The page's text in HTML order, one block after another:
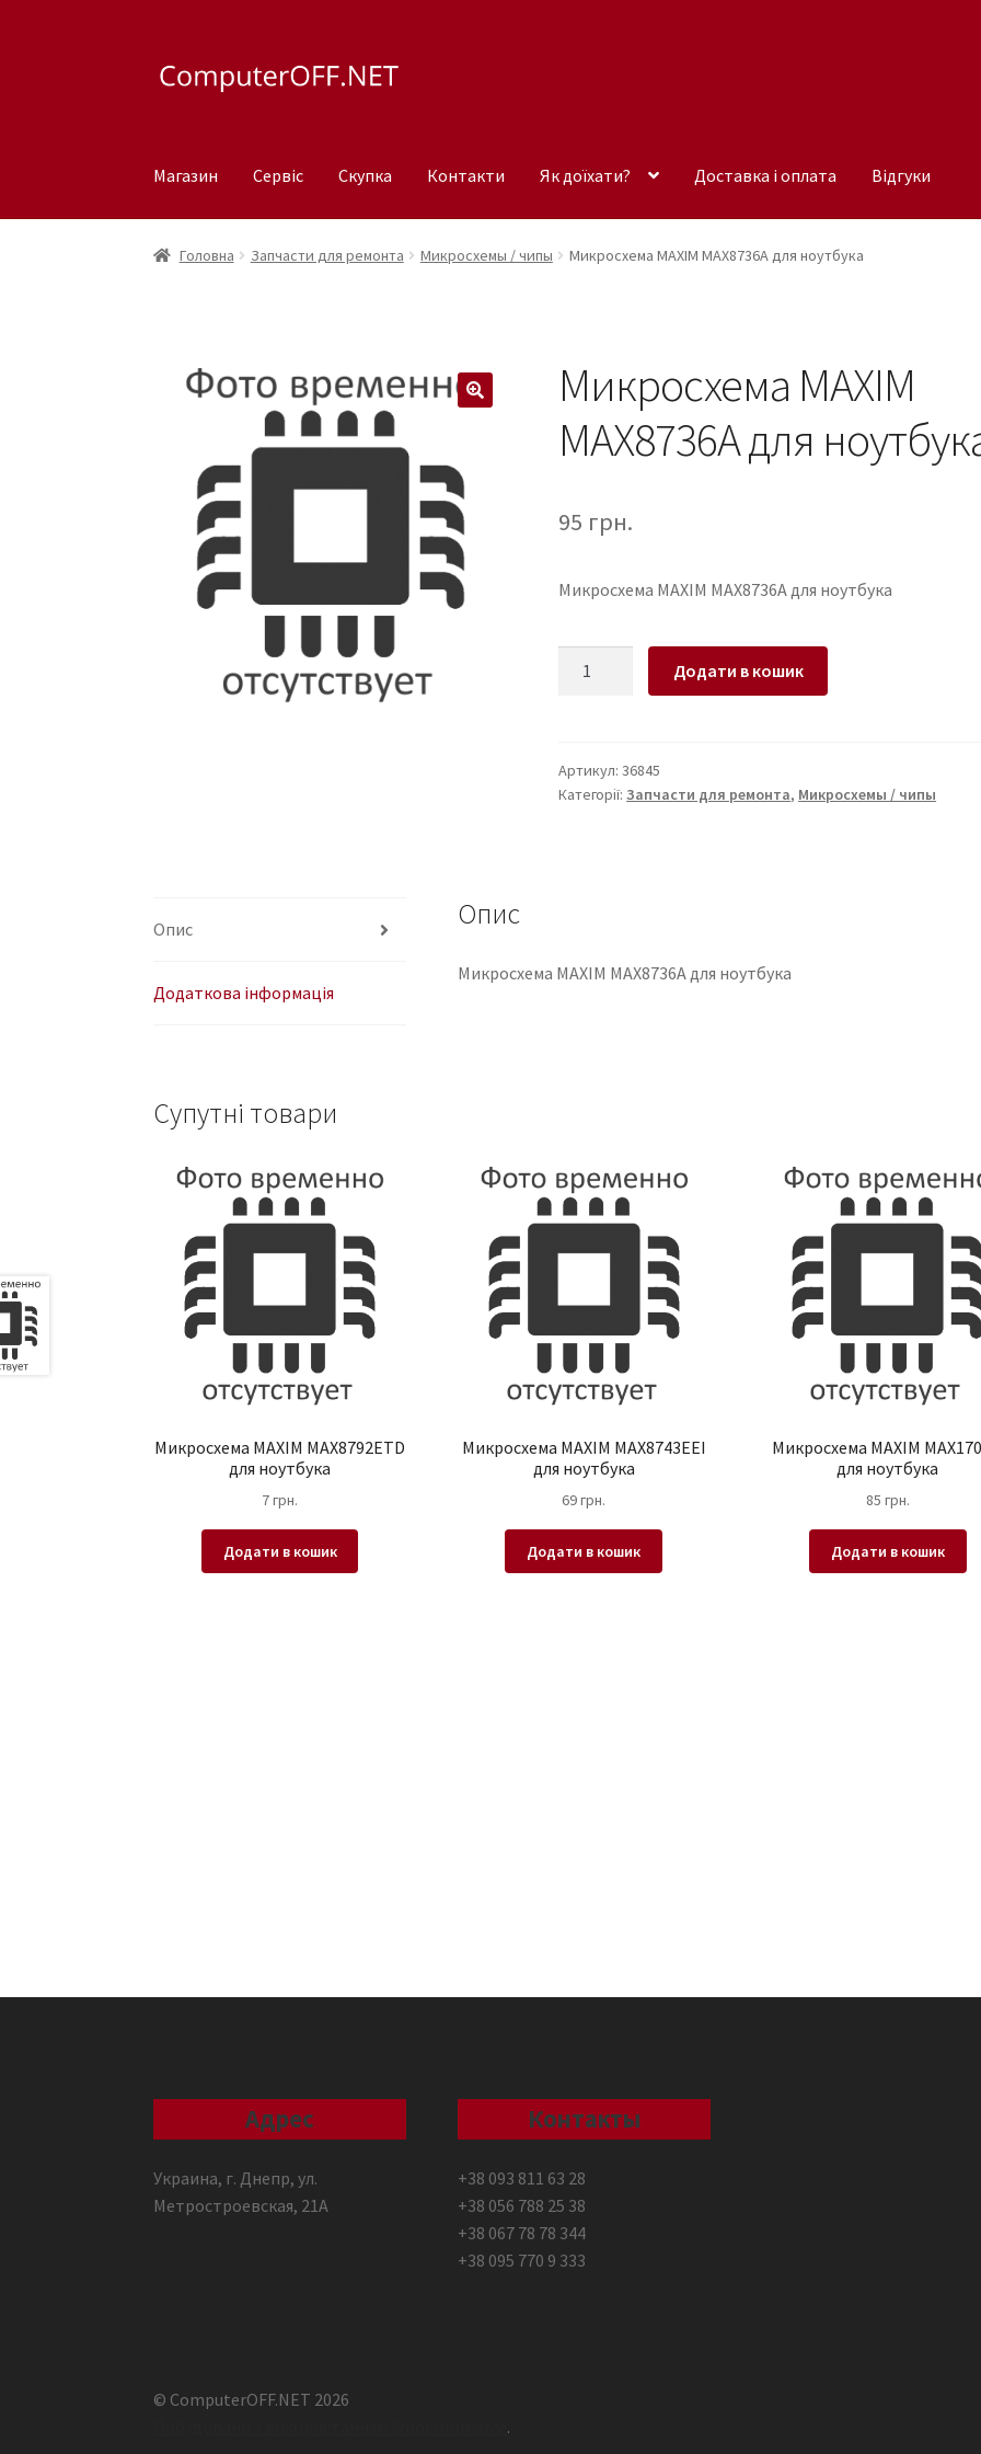
до
до
Магазин Сервіс Скупка Контакти Як доїхати? Доставка і оплата Відгуки
Головна Запчасти для ремонта Микросхемы / чипы Микросхема MAXIM MAX8736A для ноутбука
Микросхема MAXIM
MAX8736A для
95 грн.
Микросхема MAXIM MAX8736A для ноутбука
ноутбука
кількість
Додати в кошик
Артикул:36845
Категорії:Запчасти для ремонта, Микросхемы / чипы
Опис
Додаткова інформація
Опис
Микросхема MAXIM MAX8736A для ноутбука
Супутні товари
Микросхема MAXIM MAX8792ETD
для ноутбука
7грн.
Додати в кошик
Микросхема MAXIM MAX8743EEI
для ноутбука
69грн.
Додати в кошик
Микросхема MAXIM
для ноутбука
85 грн.
Додати в кошик
Адрес
Украина, г. Днепр, ул.
Метростроевская, 21А
Контакты
+38 093 811 63 28
+38 056 788 25 38
+38 067 78 78 344
+38 095 770 9 333
© ComputerOFF.NET 2026
.